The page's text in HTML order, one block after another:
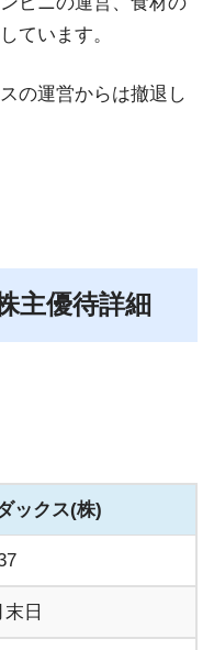
ています。
の運営からは撤退し
主優待詳細
ックス(株)
末日